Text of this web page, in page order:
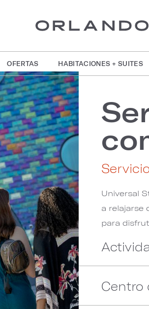
OFERTAS HABITACIONES + SUITES
Universal
a relajarse
para
Centro